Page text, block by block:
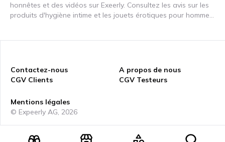
honnêtes et des vidéos sur Exeerly. Consultez les avis sur les
produits d'hygiène intime et les jouets érotiques pour hommes
ces produits sont utilisés dans la pratique et quels avantages
ils offrent. Nos témoignages et avis vous aideront à trouver
les meilleurs produits pour votre bien-être personnel et à
Contactez-nous
CGV Clients
A propos de nous
CGV Testeurs
Mentions légales
© Expeerly AG, 2026